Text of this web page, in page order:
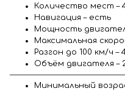
Количество мест –
Навигация – есть
Мощность
Максимальная
Разгон до 100 км/ч –
Объём двигателя –
Минимальный